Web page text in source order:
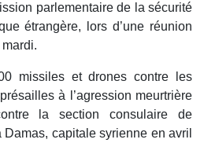
parlementaire de la sécurité
étrangère, lors d’une réunion
missiles et drones contre les
à l’agression meurtrière
la section consulaire de
Damas, capitale syrienne en avril